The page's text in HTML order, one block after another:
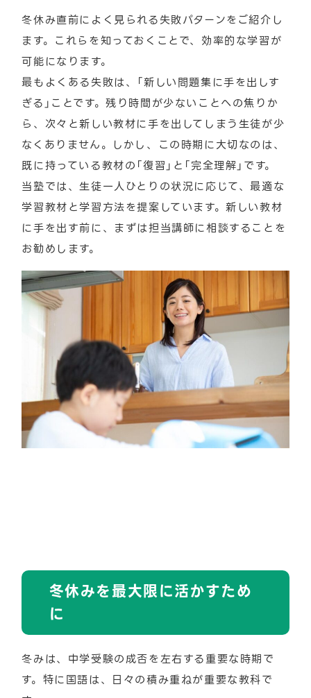
冬休み直前によく見られる失敗パターンをご紹介し
ます。これらを知っておくことで、効率的な学習が
可能になります。
最もよくある失敗は、「新しい問題集に手を出しす
ぎる」ことです。残り時間が少ないことへの焦りか
ら、次々と新しい教材に手を出してしまう生徒が少
なくありません。しかし、この時期に大切なのは、
既に持っている教材の「復習」と「完全理解」です。
当塾では、生徒一人ひとりの状況に応じて、最適な
学習教材と学習方法を提案しています。新しい教材
に手を出す前に、まずは担当講師に相談することを
お勧めします。
冬休みを最大限に活かすため
に
冬みは、中学受験の成否を左右する重要な時期で
す。特に国語は、日々の積み重ねが重要な教科で